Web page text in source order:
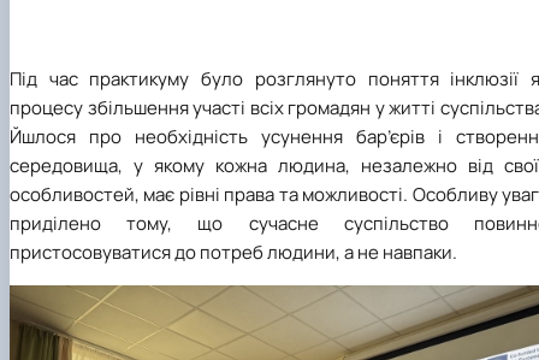
Під час практикуму було розглянуто поняття інклюзії
процесу збільшення участі всіх громадян у житті
Йшлося про необхідність усунення бар’єрів і
середовища, у якому кожна людина, незалежно від
особливостей, має рівні права та можливості. Особливу
приділено тому, що сучасне суспільство
пристосовуватися до потреб людини, а не навпаки.